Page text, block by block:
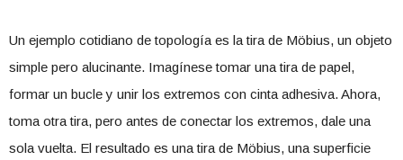
Un ejemplo cotidiano de topología es la tira de Möbius, un objeto
simple pero alucinante. Imagínese tomar una tira de papel,
formar un bucle y unir los extremos con cinta adhesiva. Ahora,
toma otra tira, pero antes de conectar los extremos, dale una
sola vuelta. El resultado es una tira de Möbius, una superficie